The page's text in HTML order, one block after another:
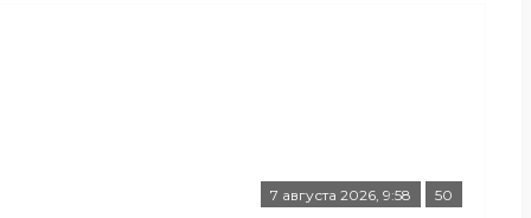
7 августа 2026, 9:58 50